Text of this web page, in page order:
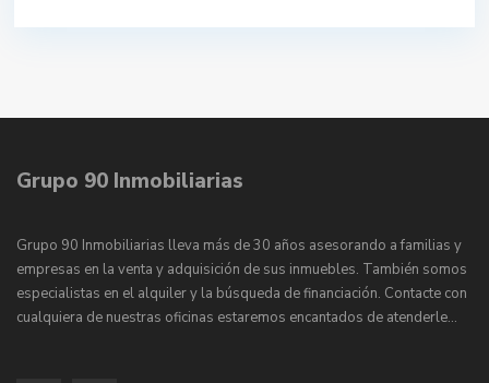
Grupo 90 Inmobiliarias
Grupo 90 Inmobiliarias lleva más de 30 años asesorando a familias y
empresas en la venta y adquisición de sus inmuebles. También somos
especialistas en el alquiler y la búsqueda de financiación. Contacte con
cualquiera de nuestras oficinas estaremos encantados de atenderle…